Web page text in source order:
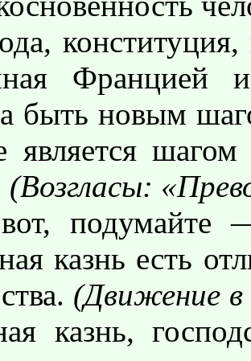
Францией
быть новым
является
(Возгласы:
подумайте
казнь есть
(Движение в
казнь,